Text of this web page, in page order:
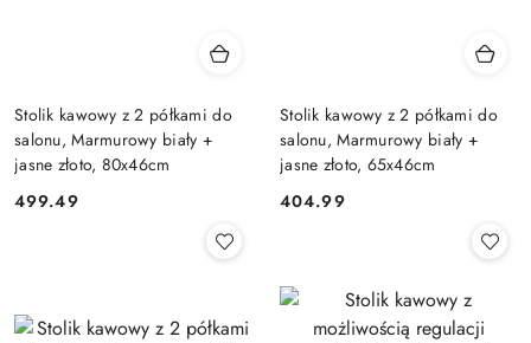
Stolik kawowy z 2 półkami do
salonu, Marmurowy biały +
jasne złoto, 80x46cm
Cena:
499.49
Stolik kawowy z 2 półkami do
salonu, Marmurowy biały +
jasne złoto, 65x46cm
Cena:
404.99